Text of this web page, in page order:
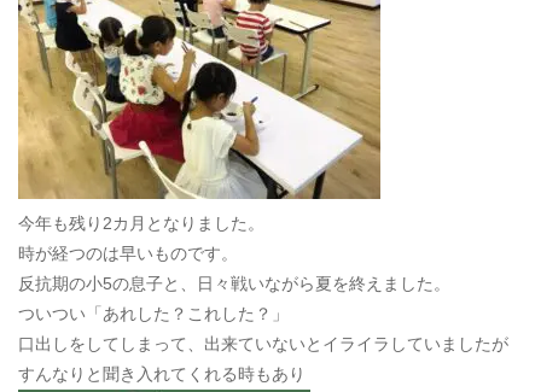
今年も残り2カ月となりました。
時が経つのは早いものです。
反抗期の小5の息子と、日々戦いながら夏を終えました。
ついつい「あれした？これした？」
口出しをしてしまって、出来ていないとイライラしていましたが
すんなりと聞き入れてくれる時もあり